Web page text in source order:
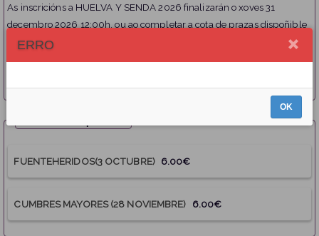
As inscricións a HUELVA Y SENDA 2026 finalizarán o xoves 31
decembro 2026 12:00h.ou ao completar a cota de prazas dispoñible
FUENTEHERIDOS(3 OCTUBRE) 6.00€
CUMBRES MAYORES (28 NOVIEMBRE) 6.00€
ERRO
OK